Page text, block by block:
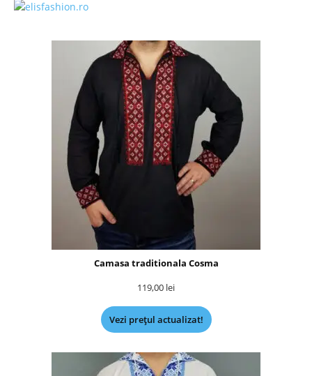
Camasa traditionala Cosma
119,00 lei
Vezi prețul actualizat!